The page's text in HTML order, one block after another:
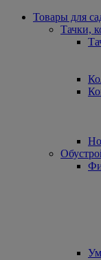
Товары для
Тачки,